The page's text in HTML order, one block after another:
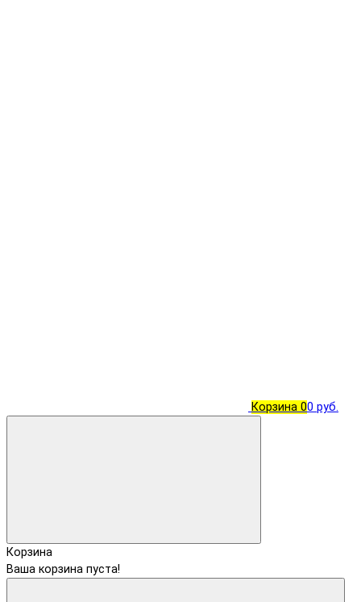
Корзина 00 руб.
Корзина
Ваша корзина пуста!